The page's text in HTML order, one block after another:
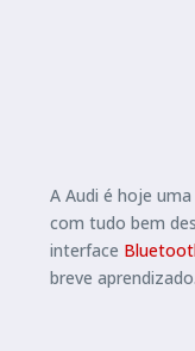
A Audi é hoje
com tudo bem
interface
breve